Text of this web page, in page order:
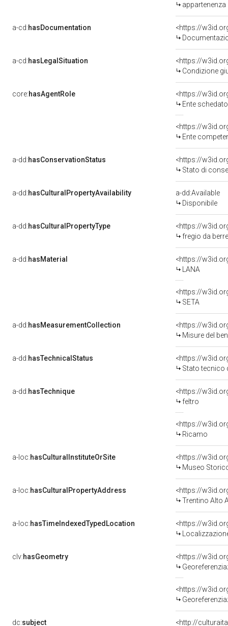
a-cd:hasDocumentation
a-cd:hasLegalSituation
<https://
Condizione
core:hasAgentRole
<https://
Ente
<https://
Ente competente
a-dd:hasConservationStatus
<https://
Stato di
a-dd:hasCulturalPropertyAvailability
a-dd:Available
Disponibile
a-dd:hasCulturalPropertyType
<https://
fregio da
a-dd:hasMaterial
<https://
LANA
<https://
SETA
a-dd:hasMeasurementCollection
<https://
Misure del
a-dd:hasTechnicalStatus
<https://
Stato tecnico
a-dd:hasTechnique
<https://
feltro
<https://
Ricamo
a-loc:hasCulturalInstituteOrSite
<https://
Museo
a-loc:hasCulturalPropertyAddress
<https://
Trentino Alto
a-loc:hasTimeIndexedTypedLocation
<https://
clv:hasGeometry
<https://
<https://
dc:subject <http://